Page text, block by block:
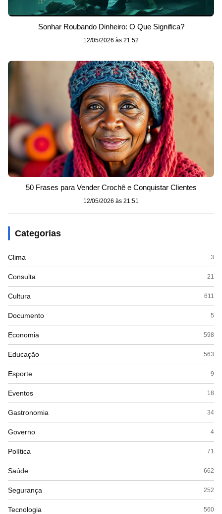
Sonhar Roubando Dinheiro: O Que Significa?
12/05/2026 às 21:52
50 Frases para Vender Crochê e Conquistar Clientes
12/05/2026 às 21:51
Categorias
Clima 3
Consulta 21
Cultura 611
Documento 5
Economia 598
Educação 563
Esporte 9
Eventos 18
Gastronomia 34
Governo 4
Política 71
Saúde 662
Segurança 252
Tecnologia 560